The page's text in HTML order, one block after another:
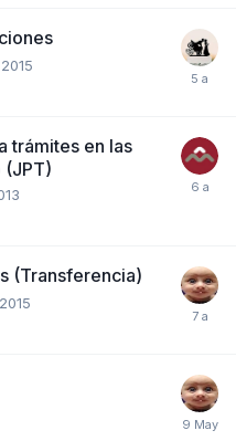
trámites en las
(JPT)
(Transferencia)